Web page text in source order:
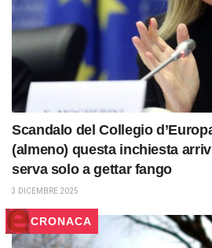
Scandalo del Collegio
(almeno) questa inchiesta
serva solo a gettar fango
3 DICEMBRE 2025
CRONACA